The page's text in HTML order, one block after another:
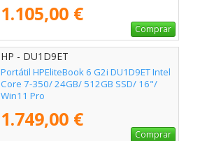
1.105,00 €
Comprar
HP - DU1D9ET
Portátil HPEliteBook 6 G2i DU1D9ET Intel
Core 7-350/ 24GB/ 512GB SSD/ 16"/
Win11 Pro
1.749,00 €
Comprar